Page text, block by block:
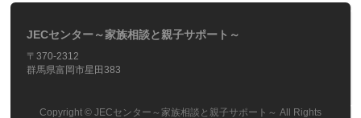
JECセンター～家族相談と親子サポート～
〒370-2312
群馬県富岡市星田383
Copyright © JECセンター～家族相談と親子サポート～ All Rights